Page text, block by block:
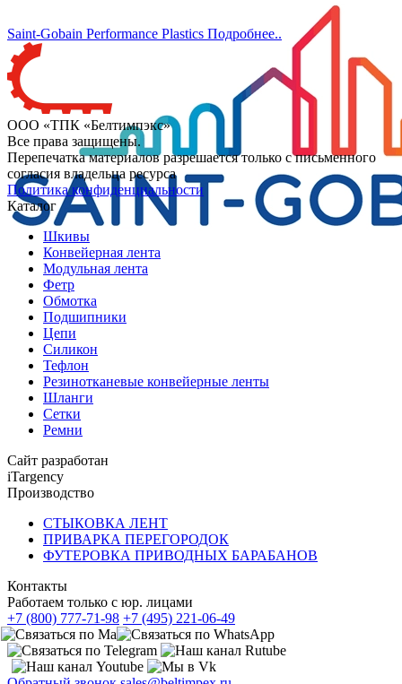
Saint-Gobain Performance Plastics Подробнеe..
ООО «ТПК «Белтимпэкс»
Все права защищены.
Перепечатка материалов разрешается только с письменного
согласия владельца ресурса
Политика конфиденциальности
Каталог
Шкивы
Конвейерная лента
Модульная лента
Фетр
Обмотка
Подшипники
Цепи
Силикон
Тефлон
Резинотканевые конвейерные ленты
Шланги
Сетки
Ремни
Сайт разработан
iTargency
Производство
СТЫКОВКА ЛЕНТ
ПРИВАРКА ПЕРЕГОРОДОК
ФУТЕРОВКА ПРИВОДНЫХ БАРАБАНОВ
Контакты
Работаем только с юр. лицами
+7 (800) 777-71-98 +7 (495) 221-06-49